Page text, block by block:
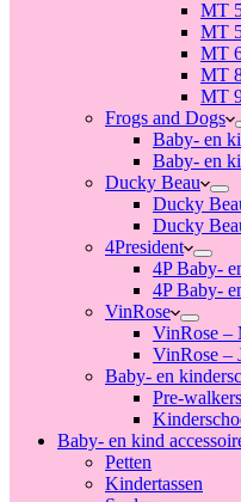
MT
MT
MT
MT
MT
Frogs and Dogs
Baby- en
Baby- en
Ducky Beau
Ducky
Ducky
4President
4P Baby-
4P Baby-
VinRose
VinRose –
VinRose –
Baby- en
Pre-walkers
Baby- en kind
Petten
Kindertassen